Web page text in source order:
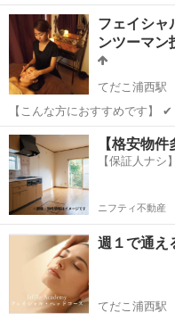
はあるけど他に新しいメニューを取り入れた
ン運営で悩んでいる ・美容や癒しが好きで仕事にしてみたい ・おうち
サロンに興味がある...
沖縄 中頭郡 てだこ浦
フェイシャ
ンツーマン
てだこ浦西駅
【こんな方におすすめです】 ✔ 既存サロンにフェイシャルメニューを
追加したい方 ✔ これからおう
仕事で手に職をつけたい方 ✔
✔ 技術だけでなく、...
沖縄 中頭郡 てだこ浦
【格安物
【保証人ナシ
ニフティ不動産
週１で通え
てだこ浦西駅